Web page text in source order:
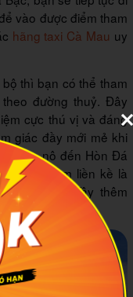
vào được điểm tham
hãng taxi Cà Mau uy
thì bạn có thể tham
đường thuỷ. Đây
cực thú vị và đáng
giác đầy mới mẻ khi
đi ca nô đến Hòn Đá
và nằm liền kề là
về hướng Tây thêm
tiếng này.